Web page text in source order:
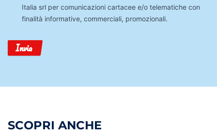
Dati
Italia srl per comunicazioni cartacee e/o telematiche con
finalità informative, commerciali, promozionali.
Invia
SCOPRI ANCHE